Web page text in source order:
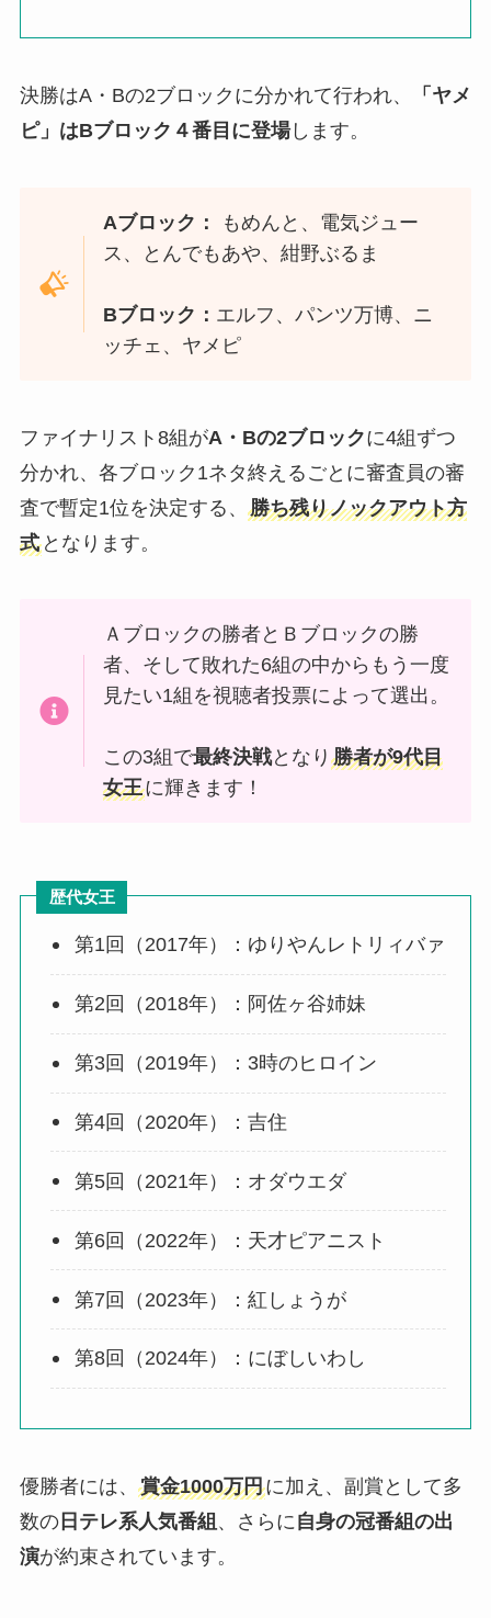
決勝はA・Bの2ブロックに分かれて行われ、
「ヤメ
ピ」はBブロック４番目に登場します。
Aブロック：
もめんと、電気ジュー
ス、とんでもあや、紺野ぶるま
Bブロック： エルフ、パンツ万博、ニ
ッチェ、ヤメピ
ファイナリスト8組がA・Bの2ブロックに4組ずつ
分かれ、各ブロック1ネタ終えるごとに審査員の審
査で暫定1位を決定する、 勝ち残りノックアウト方
式となります。
Ａブロックの勝者とＢブロックの勝
者、そして敗れた6組の中からもう一度
見たい1組を視聴者投票によって選出。
この3組で最終決戦となり勝者が9代目
女王に輝きます！
歴代女王
第1回（2017年）：ゆりやんレトリィバァ
第2回（2018年）：阿佐ヶ谷姉妹
第3回（2019年）：3時のヒロイン
第4回（2020年）：吉住
第5回（2021年）：オダウエダ
第6回（2022年）：天才ピアニスト
第7回（2023年）：紅しょうが
第8回（2024年）：にぼしいわし
優勝者には、 賞金1000万円に加え、副賞として多
数の日テレ系人気番組 、さらに 自身の冠番組の出
演が約束されています。